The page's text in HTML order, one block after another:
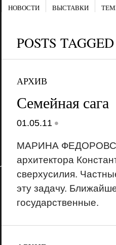
НОВОСТИ ВЫСТАВКИ
POSTS
АРХИВ
Семейная сага
01.05.11 •
МАРИНА
архитектора
сверхусилия.
эту задачу.
государственные.